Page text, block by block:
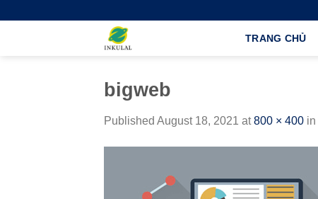
TRANG CHỦ
bigweb
Published August 18, 2021 at800 × 400 in